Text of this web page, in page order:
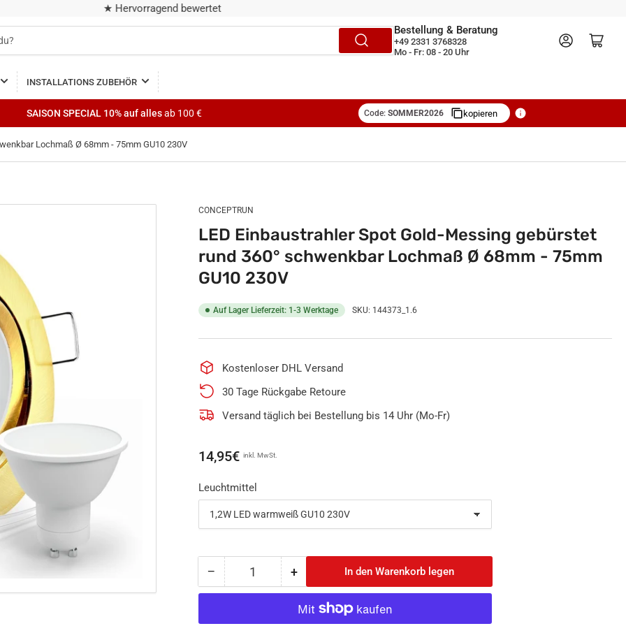
★ Hervorragend bewertet
Bestellung & Beratung
+49 2331 3768328
Mo - Fr: 08 - 20 Uhr
AnmeldenMini-Warenkorb öffnen
INSTALLATIONS ZUBEHÖR
SAISON SPECIAL 10% auf allesab 100 € Code: SOMMER2026 kopieren
Lochmaß Ø 68mm - 75mm GU10 230V
CONCEPTRUN
LED Einbaustrahler Spot Gold-Messing gebürstet
rund 360° schwenkbar Lochmaß Ø 68mm - 75mm
GU10 230V
Auf Lager Lieferzeit: 1-3 Werktage SKU: 144373_1.6
Kostenloser DHL Versand
30 Tage Rückgabe Retoure
Versand täglich bei Bestellung bis 14 Uhr (Mo-Fr)
Normaler
14,95€ inkl. MwSt.
Leuchtmittel
− Menge
reduzieren
LED
Anzahl +Menge
erhöhen
für
LED
In den Warenkorb legen